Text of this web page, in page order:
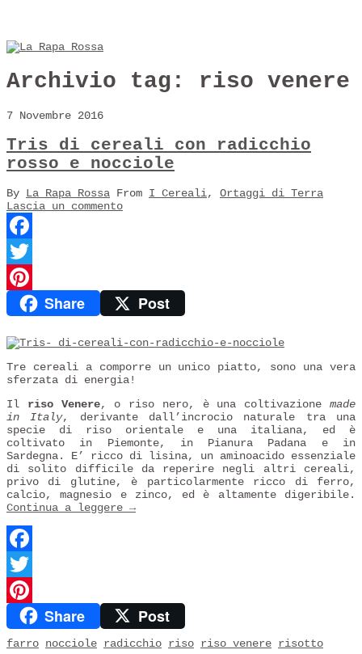
Archivio tag: riso venere
7 Novembre 2016
Tris di cereali con radicchio
rosso e nocciole
By La Rapa Rossa From I Cereali, Ortaggi di Terra
Lascia un commento
Facebook
Twitter
PinterestShare Post
Tre cereali a comporre un unico piatto, sono una vera
sferzata di energia!
Il riso Venere, o riso nero, è una coltivazionemade
in Italy, derivante dall’incrocio naturale tra una
specie di riso orientale e una italiana, ed è
coltivato in Piemonte, in Pianura Padana e in
Sardegna. E’ ricco di lisina, un aminoacido essenziale
di solito difficile da reperire negli altri cereali,
privo di glutine, è particolarmente ricco di ferro,
calcio, magnesio e zinco, ed è altamente digeribile.
Continua a leggere →
Facebook
Twitter
PinterestShare Post
farro nocciole radicchio riso riso venere risotto